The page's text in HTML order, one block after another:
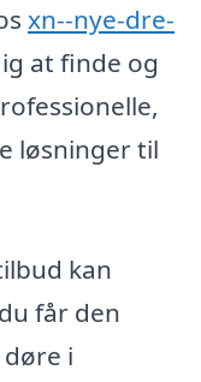
xn--nye-dre-
at finde og
løsninger til
kan
får den
i